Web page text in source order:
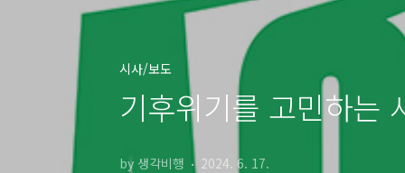
시사/보도
기후위기를 고민하는
by 생각비행 2024. 6. 17.